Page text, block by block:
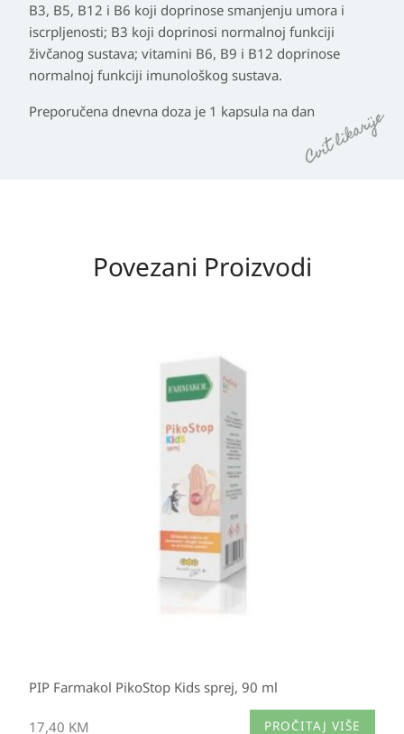
B3, B5, B12 i B6 koji doprinose smanjenju umora i
iscrpljenosti; B3 koji doprinosi normalnoj funkciji
živčanog sustava; vitamini B6, B9 i B12 doprinose
normalnoj funkciji imunološkog sustava.
Preporučena dnevna doza je 1 kapsula na dan
Povezani Proizvodi
PIP Farmakol PikoStop Kids sprej, 90 ml
17,40 KM PROČITAJ VIŠE